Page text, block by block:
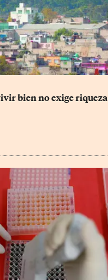
bien no exige riqueza